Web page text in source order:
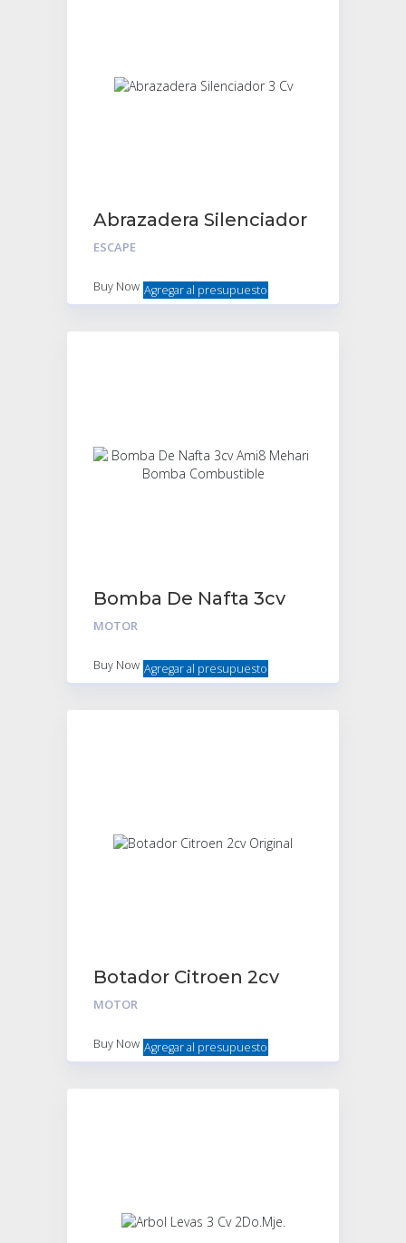
Abrazadera Silenciador
3 Cv
ESCAPE
Buy Now Agregar al presupuesto
Bomba De Nafta 3cv
Ami8 Mehari Bomba
MOTOR
Buy Now Agregar al presupuesto
Botador Citroen 2cv
Original
MOTOR
Buy Now Agregar al presupuesto